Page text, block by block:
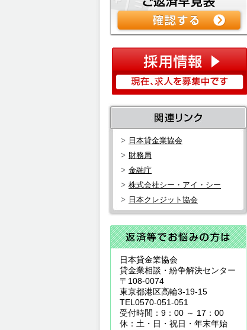
日本貸金業協会
財務局
金融庁
株式会社シー・アイ・シー
日本クレジット協会
日本貸金業協会
貸金業相談・紛争解決センター
〒108-0074
東京都港区高輪3-19-15
TEL0570-051-051
受付時間：9：00 ～ 17：00
休：土・日・祝日・年末年始